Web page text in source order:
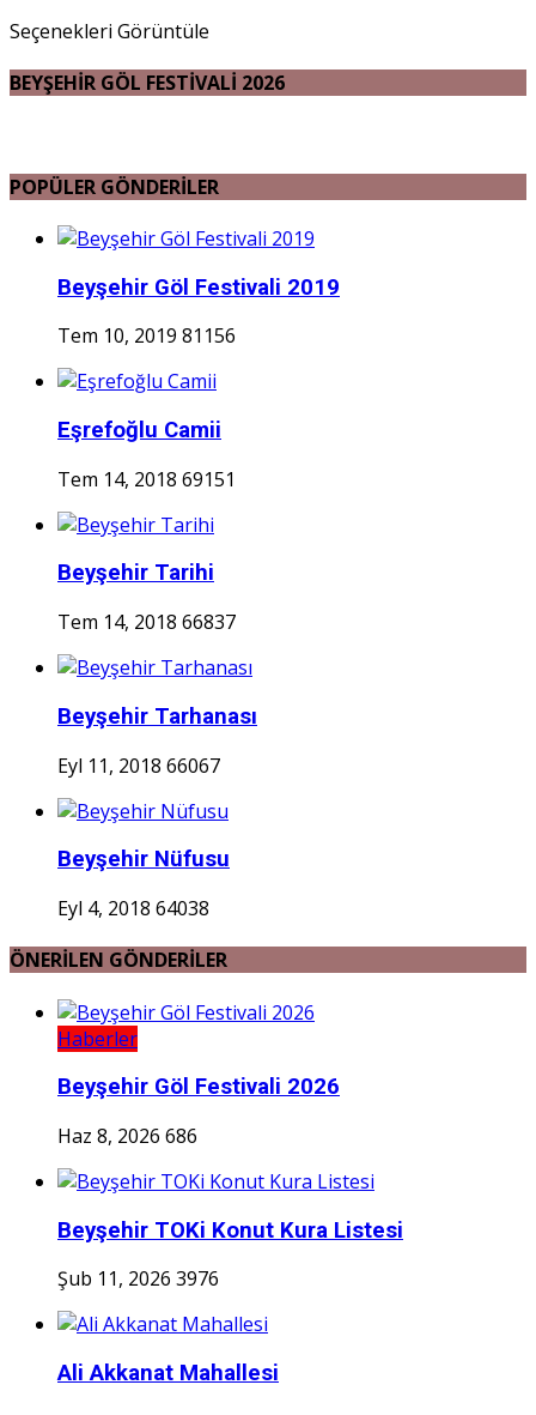
Seçenekleri Görüntüle
BEYŞEHİR GÖL FESTİVALİ 2026
POPÜLER GÖNDERİLER
Beyşehir Göl Festivali 2019
Tem 10, 2019 81156
Eşrefoğlu Camii
Tem 14, 2018 69151
Beyşehir Tarihi
Tem 14, 2018 66837
Beyşehir Tarhanası
Eyl 11, 2018 66067
Beyşehir Nüfusu
Eyl 4, 2018 64038
ÖNERİLEN GÖNDERİLER
Haberler
Beyşehir Göl Festivali 2026
Haz 8, 2026 686
Beyşehir TOKi Konut Kura Listesi
Şub 11, 2026 3976
Ali Akkanat Mahallesi